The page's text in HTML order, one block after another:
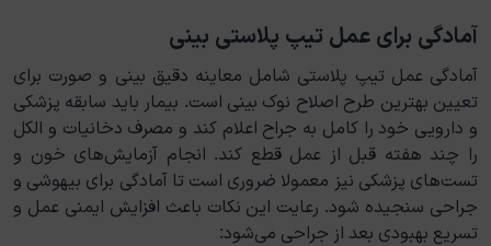
آمادگی برای عمل تیپ پلاستی بینی
آمادگی عمل تیپ پلاستی شامل معاینه دقیق بینی و صورت برای
تعیین بهترین طرح اصلاح نوک بینی است. بیمار باید سابقه پزشکی
و دارویی خود را کامل به جراح اعلام کند و مصرف دخانیات و الکل
را چند هفته قبل از عمل قطع کند. انجام آزمایش‌های خون و
تست‌های پزشکی نیز معمولا ضروری است تا آمادگی برای بیهوشی و
جراحی سنجیده شود. رعایت این نکات باعث افزایش ایمنی عمل و
تسریع بهبودی بعد از جراحی می‌شود: